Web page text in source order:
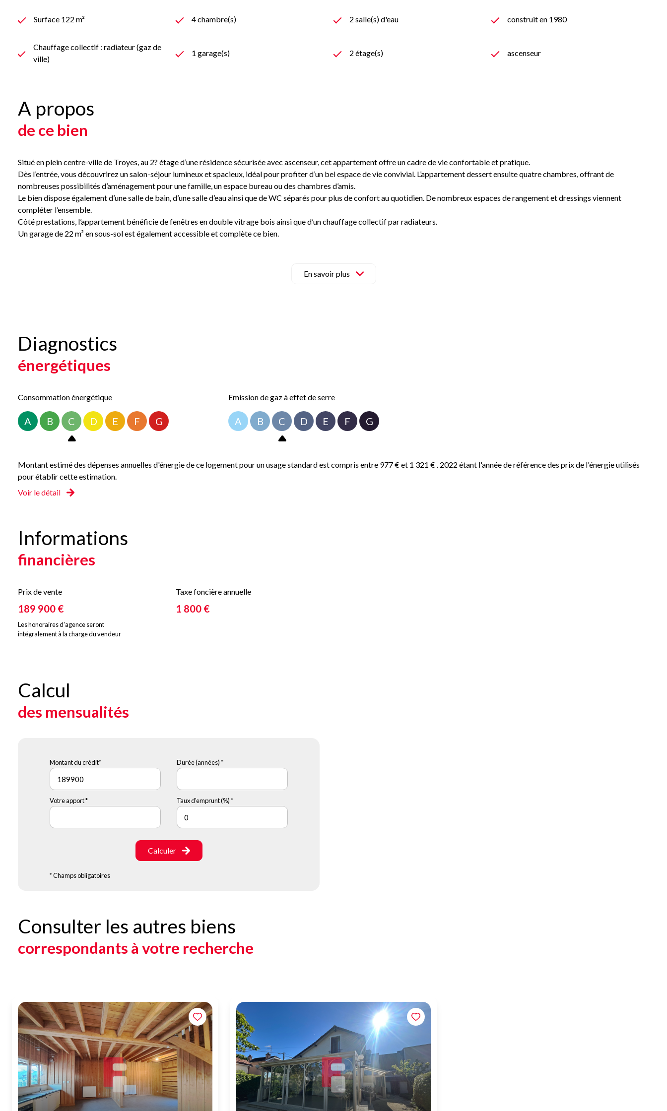
Surface 122 m² 4 chambre(s) 2 salle(s) d'eau construit en 1980
Chauffage collectif : radiateur (gaz de
ville)
1 garage(s) 2 étage(s) ascenseur
A propos
de ce bien
Situé en plein centre-ville de Troyes, au 2? étage d’une résidence sécurisée avec ascenseur, cet appartement offre un cadre de vie confortable et pratique.
Dès l’entrée, vous découvrirez un salon-séjour lumineux et spacieux, idéal pour profiter d’un bel espace de vie convivial. L’appartement dessert ensuite quatre chambres, offrant de
nombreuses possibilités d’aménagement pour une famille, un espace bureau ou des chambres d’amis.
Le bien dispose également d’une salle de bain, d’une salle d’eau ainsi que de WC séparés pour plus de confort au quotidien. De nombreux espaces de rangement et dressings viennent
compléter l’ensemble.
Côté prestations, l’appartement bénéficie de fenêtres en double vitrage bois ainsi que d’un chauffage collectif par radiateurs.
Un garage de 22 m² en sous-sol est également accessible et complète ce bien.
Les informations sur les risques auxquels ce bien est exposé sont disponibles sur le site Géorisques :
www.georisques.fr
En savoir plus
Diagnostics
énergétiques
Consommation énergétique
A B C D E F G
Emission de gaz à effet de serre
A B C D E F G
Montant estimé des dépenses annuelles d'énergie de ce logement pour un usage standard est compris entre 977 € et 1 321 € . 2022 étant l'année de référence des prix de l'énergie utilisés
pour établir cette estimation.
Voir le détail
Informations
financières
Prix de vente
189 900 €
Les honoraires d'agence seront
intégralement à la charge du vendeur
Taxe foncière annuelle
1 800 €
Calcul
des mensualités
Montant du crédit* Durée (années) *
Votre apport * Taux d'emprunt (%) *
Calculer
* Champs obligatoires
Consulter les autres biens
correspondants à votre recherche